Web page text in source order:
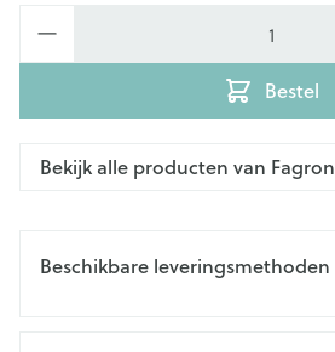
Bestel
Bekijk alle producten van Fagron
Beschikbare leveringsmethoden